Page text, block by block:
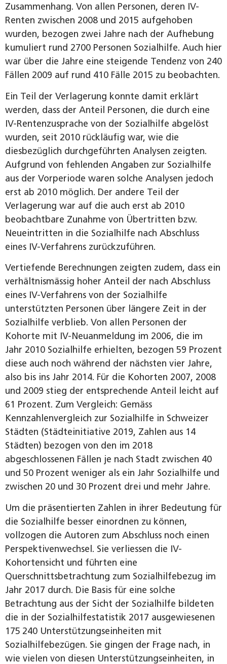
Zusammenhang. Von allen Personen, deren IV-
Renten zwischen 2008 und 2015 aufgehoben
wurden, bezogen zwei Jahre nach der Aufhebung
kumuliert rund 2700 Personen Sozialhilfe. Auch hier
war über die Jahre eine steigende Tendenz von 240
Fällen 2009 auf rund 410 Fälle 2015 zu beobachten.
Ein Teil der Verlagerung konnte damit erklärt
werden, dass der Anteil Personen, die durch eine
IV-Rentenzusprache von der Sozialhilfe abgelöst
wurden, seit 2010 rückläufig war, wie die
diesbezüglich durchgeführten Analysen zeigten.
Aufgrund von fehlenden Angaben zur Sozialhilfe
aus der Vorperiode waren solche Analysen jedoch
erst ab 2010 möglich. Der andere Teil der
Verlagerung war auf die auch erst ab 2010
beobachtbare Zunahme von Übertritten bzw.
Neueintritten in die Sozialhilfe nach Abschluss
eines IV-Verfahrens zurückzuführen.
Vertiefende Berechnungen zeigten zudem, dass ein
verhältnismässig hoher Anteil der nach Abschluss
eines IV-Verfahrens von der Sozialhilfe
unterstützten Personen über längere Zeit in der
Sozialhilfe verblieb. Von allen Personen der
Kohorte mit IV-Neuanmeldung im 2006, die im
Jahr 2010 Sozialhilfe erhielten, bezogen 59 Prozent
diese auch noch während der nächsten vier Jahre,
also bis ins Jahr 2014. Für die Kohorten 2007, 2008
und 2009 stieg der entsprechende Anteil leicht auf
61 Prozent. Zum Vergleich: Gemäss
Kennzahlenvergleich zur Sozialhilfe in Schweizer
Städten (Städteinitiative 2019, Zahlen aus 14
Städten) bezogen von den im 2018
abgeschlossenen Fällen je nach Stadt zwischen 40
und 50 Prozent weniger als ein Jahr Sozialhilfe und
zwischen 20 und 30 Prozent drei und mehr Jahre.
Um die präsentierten Zahlen in ihrer Bedeutung für
die Sozialhilfe besser einordnen zu können,
vollzogen die Autoren zum Abschluss noch einen
Perspektivenwechsel. Sie verliessen die IV-
Kohortensicht und führten eine
Querschnittsbetrachtung zum Sozialhilfebezug im
Jahr 2017 durch. Die Basis für eine solche
Betrachtung aus der Sicht der Sozialhilfe bildeten
die in der Sozialhilfestatistik 2017 ausgewiesenen
175 240 Unterstützungseinheiten mit
Sozialhilfebezügen. Sie gingen der Frage nach, in
wie vielen von diesen Unterstützungseinheiten, in